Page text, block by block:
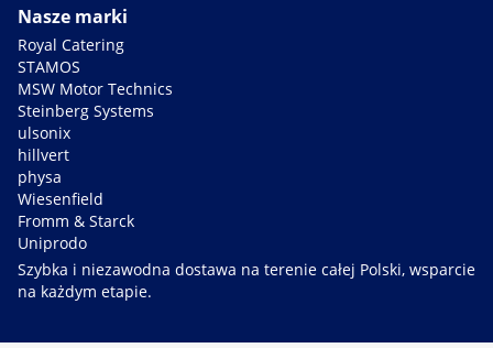
Nasze marki
Royal Catering
STAMOS
MSW Motor Technics
Steinberg Systems
ulsonix
hillvert
physa
Wiesenfield
Fromm & Starck
Uniprodo
Szybka i niezawodna dostawa na terenie całej Polski, wsparcie
na każdym etapie.